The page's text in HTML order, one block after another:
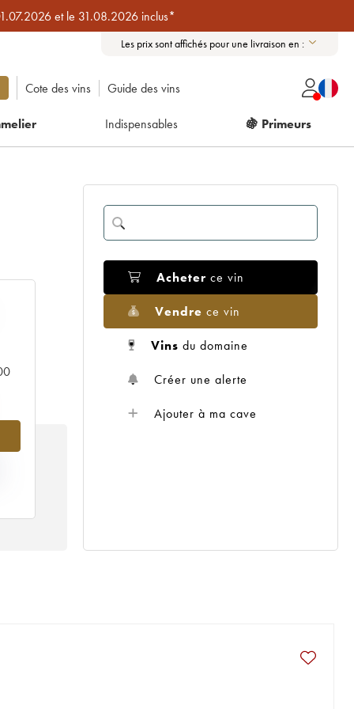
et le 31.08.2026 inclus*
Les prix sont affichés pour une livraison en :
Cote des vins Guide des vins
Indispensables 🍇 Primeurs
Acheter ce vin
Vendre ce vin
Vins du domaine
Créer une alerte
Ajouter à ma cave